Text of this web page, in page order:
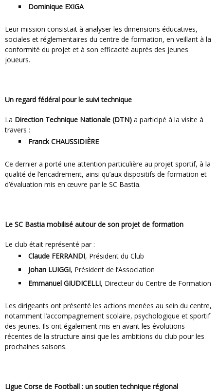
Dominique EXIGA
Leur mission consistait à analyser les dimensions éducatives,
sociales et réglementaires du centre de formation, en veillant à la
conformité du projet et à son efficacité auprès des jeunes
joueurs.
Un regard fédéral pour le suivi technique
La Direction Technique Nationale (DTN) a participé à la visite à
travers :
Franck CHAUSSIDIÈRE
Ce dernier a porté une attention particulière au projet sportif, à la
qualité de l’encadrement, ainsi qu’aux dispositifs de formation et
d’évaluation mis en œuvre par le SC Bastia.
Le SC Bastia mobilisé autour de son projet de formation
Le club était représenté par :
Claude FERRANDI, Président du Club
Johan LUIGGI, Président de l’Association
Emmanuel GIUDICELLI, Directeur du Centre de Formation
Les dirigeants ont présenté les actions menées au sein du centre,
notamment l’accompagnement scolaire, psychologique et sportif
des jeunes. Ils ont également mis en avant les évolutions
récentes de la structure ainsi que les ambitions du club pour les
prochaines saisons.
Ligue Corse de Football : un soutien technique régional